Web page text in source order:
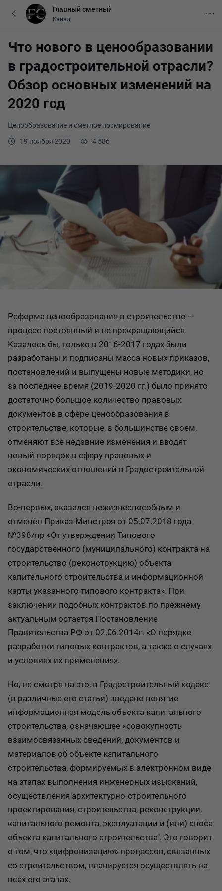
Ценообразование и сметное нормирование
19 ноября 2020
4 586
Что нового в ценообразовании
в градостроительной отрасли?
Обзор основных изменений на
2020 год
Реформа ценообразования в строительстве —
процесс постоянный и не прекращающийся.
Казалось бы, только в 2016-2017 годах были
разработаны и подписаны масса новых приказов,
постановлений и выпущены новые методики, но
за последнее время (2019-2020 гг.) было принято
достаточно большое количество правовых
документов в сфере ценообразования в
строительстве, которые, в большинстве своем,
отменяют все недавние изменения и вводят
новый порядок в сферу правовых и
экономических отношений в Градостроительной
отрасли.
Во-первых, оказался нежизнеспособным и
отменён Приказ Минстроя от 05.07.2018 года
№398/пр «От утверждении Типового
государственного (муниципального) контракта на
строительство (реконструкцию) объекта
капительного строительства и информационной
карты указанного типового контракта». При
заключении подобных контрактов по прежнему
актуальным остается Постановление
Правительства РФ от 02.06.2014г. «О порядке
разработки типовых контрактов, а также о случаях
и условиях их применения».
Но, не смотря на это, в Градостроительный кодекс
(в различные его статьи) введено понятие
информационная модель объекта капитального
строительства, означающее «совокупность
взаимосвязанных сведений, документов и
материалов об объекте капитального
строительства, формируемых в электронном виде
на этапах выполнения инженерных изысканий,
осуществления архитектурно-строительного
проектирования, строительства, реконструкции,
капитального ремонта, эксплуатации и (или) сноса
объекта капитального строительства". Это говорит
о том, что «цифровизацию» процессов, связанных
со строительством, планируется осуществлять на
всех его этапах.
Главный сметный
Канал